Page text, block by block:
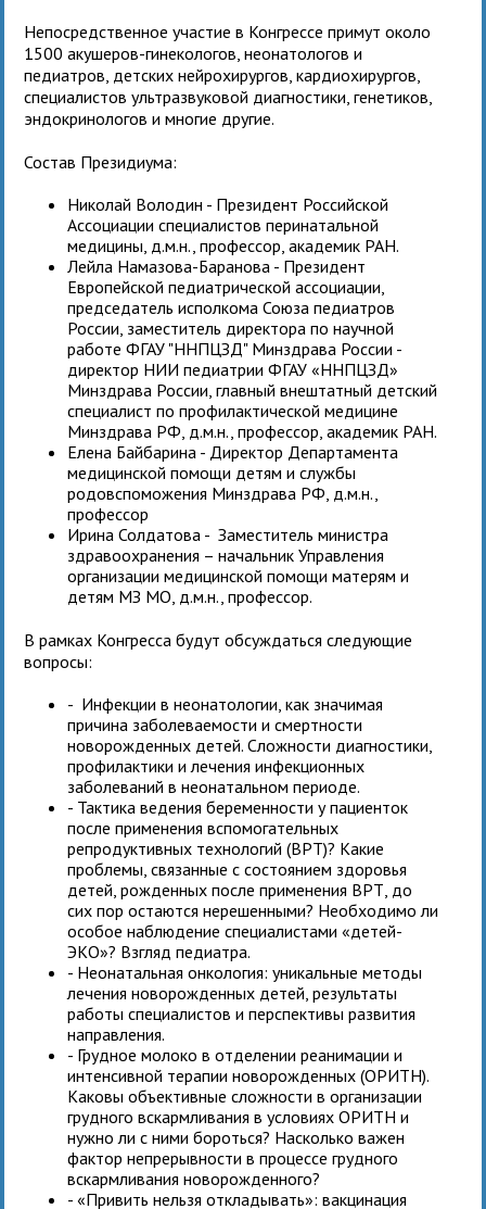
Непосредственное участие в Конгрессе примут около
1500 акушеров-гинекологов, неонатологов и
педиатров, детских нейрохирургов, кардиохирургов,
специалистов ультразвуковой диагностики, генетиков,
эндокринологов и многие другие.
Состав Президиума:
Николай Володин - Президент Российской
Ассоциации специалистов перинатальной
медицины, д.м.н., профессор, академик РАН.
Лейла Намазова-Баранова - Президент
Европейской педиатрической ассоциации,
председатель исполкома Союза педиатров
России, заместитель директора по научной
работе ФГАУ "ННПЦЗД" Минздрава России -
директор НИИ педиатрии ФГАУ «ННПЦЗД»
Минздрава России, главный внештатный детский
специалист по профилактической медицине
Минздрава РФ, д.м.н., профессор, академик РАН.
Елена Байбарина - Директор Департамента
медицинской помощи детям и службы
родовспоможения Минздрава РФ, д.м.н.,
профессор
Ирина Солдатова - Заместитель министра
здравоохранения – начальник Управления
организации медицинской помощи матерям и
детям МЗ МО, д.м.н., профессор.
В рамках Конгресса будут обсуждаться следующие
вопросы:
- Инфекции в неонатологии, как значимая
причина заболеваемости и смертности
новорожденных детей. Сложности диагностики,
профилактики и лечения инфекционных
заболеваний в неонатальном периоде.
- Тактика ведения беременности у пациенток
после применения вспомогательных
репродуктивных технологий (ВРТ)? Какие
проблемы, связанные с состоянием здоровья
детей, рожденных после применения ВРТ, до
сих пор остаются нерешенными? Необходимо ли
особое наблюдение специалистами «детей-
ЭКО»? Взгляд педиатра.
- Неонатальная онкология: уникальные методы
лечения новорожденных детей, результаты
работы специалистов и перспективы развития
направления.
- Грудное молоко в отделении реанимации и
интенсивной терапии новорожденных (ОРИТН).
Каковы объективные сложности в организации
грудного вскармливания в условиях ОРИТН и
нужно ли с ними бороться? Насколько важен
фактор непрерывности в процессе грудного
вскармливания новорожденного?
- «Привить нельзя откладывать»: вакцинация